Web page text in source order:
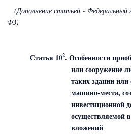
(Дополнение статьей - Федеральный
ФЗ)
Статья 102. Особенности
или сооружение
таких здании
машино-места,
инвестиционной
осуществляемой
вложений